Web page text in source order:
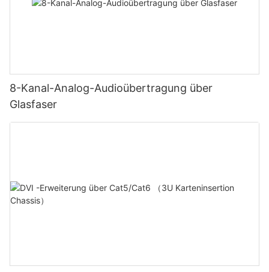
8-Kanal-Analog-Audioübertragung über
Glasfaser